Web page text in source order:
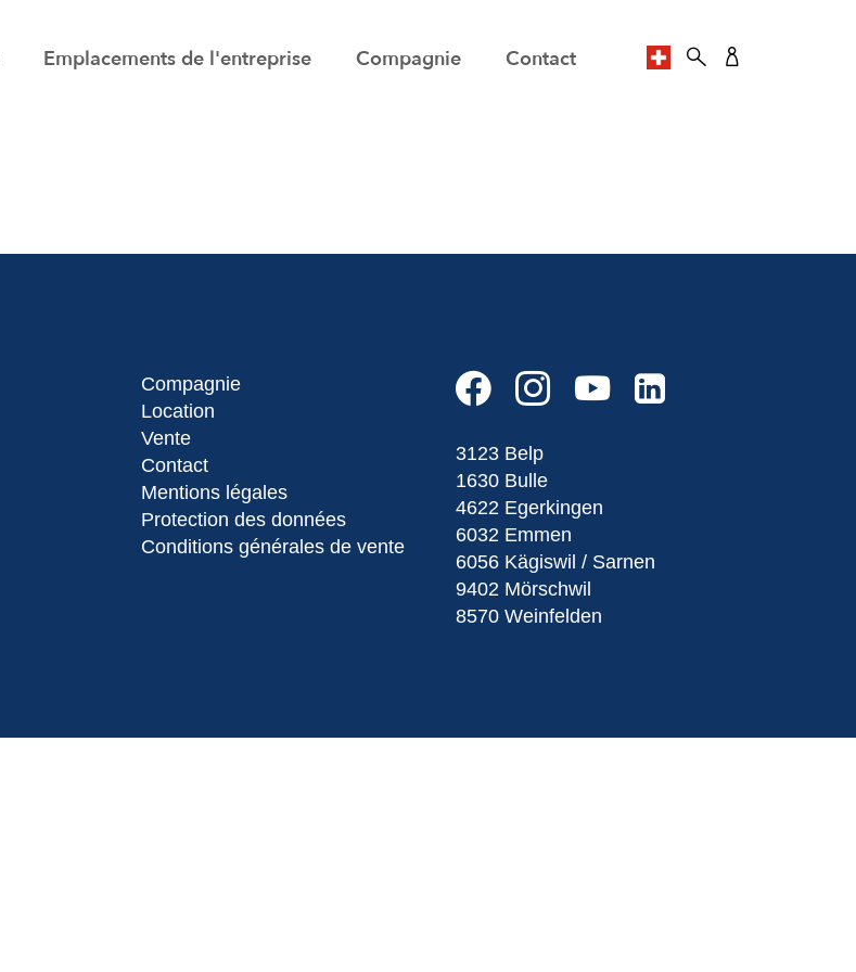
Emplacements de l'entreprise Compagnie Contact
Compagnie
Location
Vente
Contact
Mentions légales
Protection des données
Conditions générales de vente
3123 Belp
1630 Bulle
4622 Egerkingen
6032 Emmen
6056 Kägiswil / Sarnen
9402 Mörschwil
8570 Weinfelden